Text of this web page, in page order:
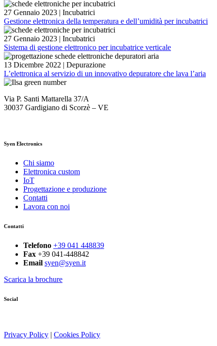
27 Gennaio 2023 | Incubatrici
Gestione elettronica della temperatura e dell’umidità per incubatrici
27 Gennaio 2023 | Incubatrici
Sistema di gestione elettronico per incubatrice verticale
13 Dicembre 2022 | Depurazione
L’elettronica al servizio di un innovativo depuratore che lava l’aria
Via P. Santi Mattarella 37/A
30037 Gardigiano di Scorzè – VE
Syen Electronics
Chi siamo
Elettronica custom
IoT
Progettazione e produzione
Contatti
Lavora con noi
Contatti
Telefono +39 041 448839
Fax +39 041-448842
Email syen@syen.it
Scarica la brochure
Social
Privacy Policy | Cookies Policy